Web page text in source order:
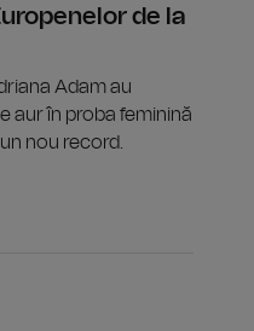
de la
Adam au
aur în proba feminină
nou record.